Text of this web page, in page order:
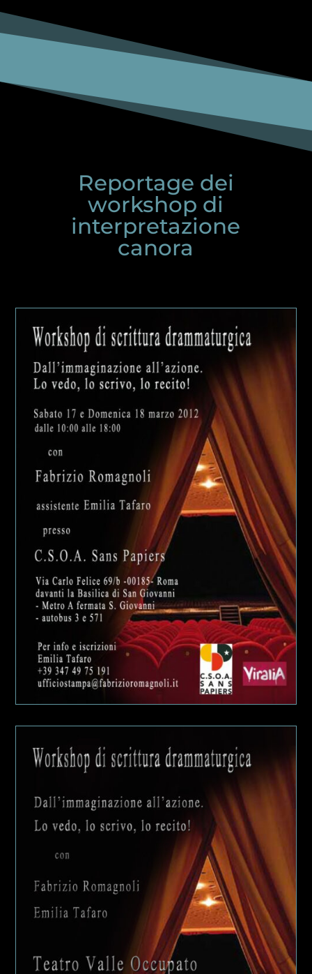
Reportage dei
workshop di
interpretazione
canora